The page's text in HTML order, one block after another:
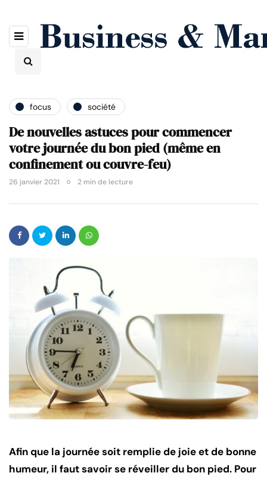
focus société
De nouvelles astuces pour commencer
votre journée du bon pied (même en
confinement ou couvre-feu)
26 janvier 2021 2 min de lecture
Afin que la journée soit remplie de joie et de bonne
humeur, il faut savoir se réveiller du bon pied. Pour